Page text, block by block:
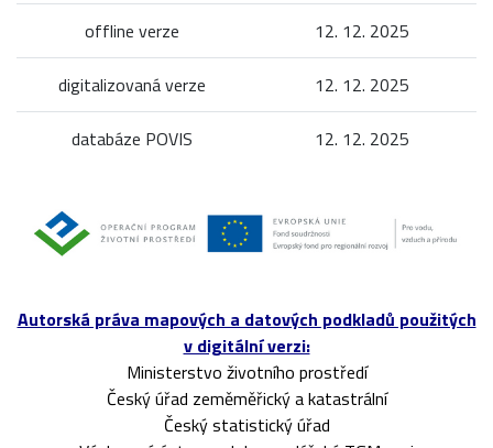
offline verze 12. 12. 2025
digitalizovaná verze 12. 12. 2025
databáze POVIS 12. 12. 2025
Autorská práva mapových a datových podkladů použitých
v digitální verzi:
Ministerstvo životního prostředí
Český úřad zeměměřický a katastrální
Český statistický úřad